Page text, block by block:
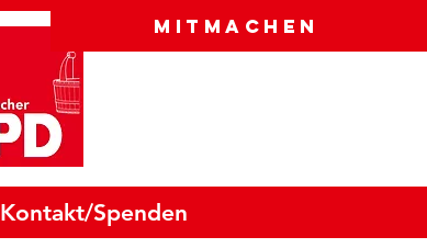
Mitmachen
Kontakt/Spenden